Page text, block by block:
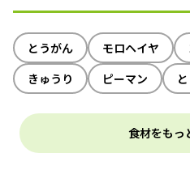
とうがん モロヘイヤ
きゅうり
ピーマン
食材をもっ